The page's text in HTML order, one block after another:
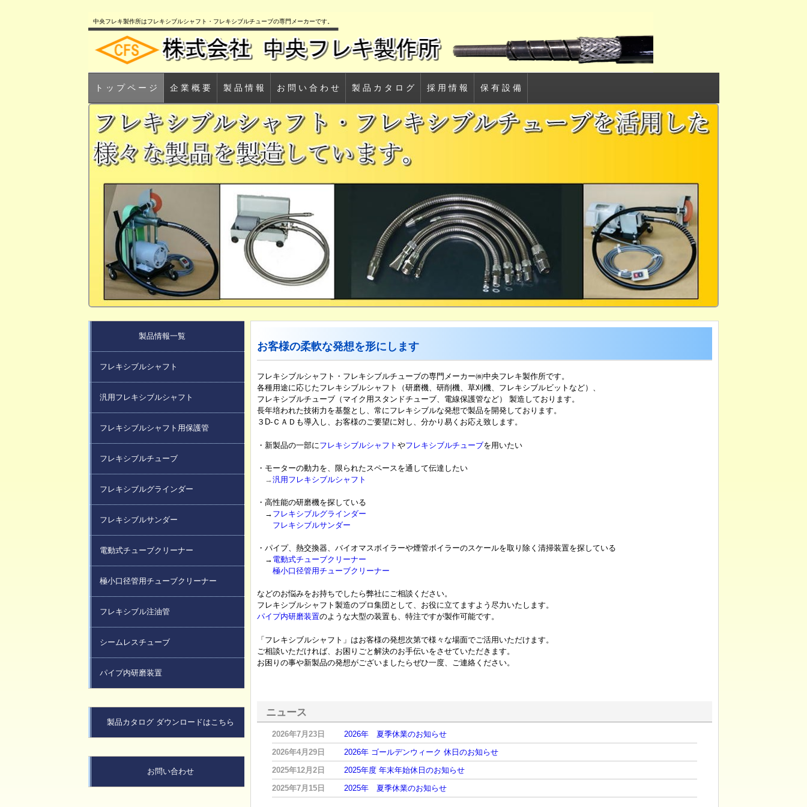
中央フレキ製作所はフレキシブルシャフト・フレキシブルチューブの専門メーカーです。
ト ッ プ ペ ー ジ 企 業 概 要 製 品 情 報 お 問 い 合 わ せ 製 品 カ タ ロ グ 採 用 情 報 保 有 設 備
お客様の柔軟な発想を形にします
フレキシブルシャフト・フレキシブルチューブの専門メーカー㈱中央フレキ製作所です。
各種用途に応じたフレキシブルシャフト（研磨機、研削機、草刈機、フレキシブルビットなど）、
フレキシブルチューブ（マイク用スタンドチューブ、電線保護管など） 製造しております。
長年培われた技術力を基盤とし、常にフレキシブルな発想で製品を開発しております。
３D-ＣＡＤも導入し、お客様のご要望に対し、分かり易くお応え致します。
・新製品の一部にフレキシブルシャフト やフレキシブルチューブを用いたい
・モーターの動力を、限られたスペースを通して伝達したい
→汎用フレキシブルシャフト
・高性能の研磨機を探している
→ フレキシブルグラインダー
フレキシブルサンダー
・パイプ、熱交換器、バイオマスボイラーや煙管ボイラーのスケールを取り除く清掃装置を探している
→ 電動式チューブクリーナー
極小口径管用チューブクリーナー
などのお悩みをお持ちでしたら弊社にご相談ください。
フレキシブルシャフト製造のプロ集団として、お役に立てますよう尽力いたします。
パイプ内研磨装置のような大型の装置も、特注ですが製作可能です。
「フレキシブルシャフト」はお客様の発想次第で様々な場面でご活用いただけます。
ご相談いただければ、お困りごと解決のお手伝いをさせていただきます。
お困りの事や新製品の発想がございましたらぜひ一度、ご連絡ください。
ニュース
2026年7月23日
2026年 夏季休業のお知らせ
2026年4月29日
2026年 ゴールデンウィーク 休日のお知らせ
2025年12月2日
2025年度 年末年始休日のお知らせ
2025年7月15日
2025年 夏季休業のお知らせ
製品情報一覧
フレキシブルシャフト
汎用フレキシブルシャフト
フレキシブルシャフト用保護管
フレキシブルチューブ
フレキシブルグラインダー
フレキシブルサンダー
電動式チューブクリーナー
極小口径管用チューブクリーナー
フレキシブル注油管
シームレスチューブ
パイプ内研磨装置
製品カタログ ダウンロードはこちら
お問い合わせ